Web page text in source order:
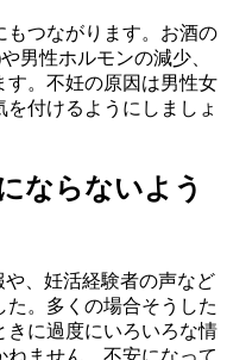
もつながります。お酒の
男性ホルモンの減少、
す。不妊の原因は男性女
付けるようにしましょ
ならないよう
、妊活経験者の声など
。多くの場合そうした
きに過度にいろいろな情